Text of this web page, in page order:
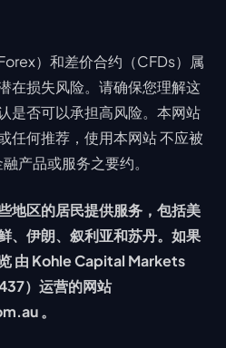
）和差价合约（CFDs）属
在损失风险。请确保您理解这
是否可以承担高风险。本网站
任何推荐，使用本网站 不应被
产品或服务之要约。
地区的居民提供服务，包括美
、伊朗、叙利亚和苏丹。如果
由 Kohle Capital Markets
）运营的网站
。